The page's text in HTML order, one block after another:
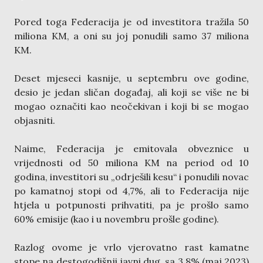
Pored toga Federacija je od investitora tražila 50
miliona KM, a oni su joj ponudili samo 37 miliona
KM.
Deset mjeseci kasnije, u septembru ove godine,
desio je jedan sličan događaj, ali koji se više ne bi
mogao označiti kao neočekivan i koji bi se mogao
objasniti.
Naime, Federacija je emitovala obveznice u
vrijednosti od 50 miliona KM na period od 10
godina, investitori su „odrješili kesu“ i ponudili novac
po kamatnoj stopi od 4,7%, ali to Federacija nije
htjela u potpunosti prihvatiti, pa je prošlo samo
60% emisije (kao i u novembru prošle godine).
Razlog ovome je vrlo vjerovatno rast kamatne